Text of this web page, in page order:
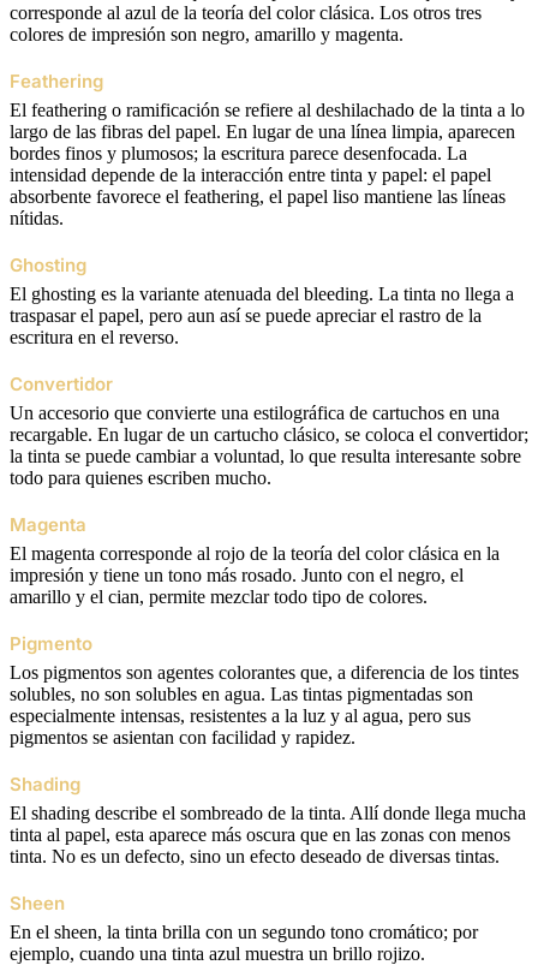
corresponde al azul de la teoría del color clásica. Los otros tres
colores de impresión son negro, amarillo y magenta.
Feathering
El feathering o ramificación se refiere al deshilachado de la tinta a lo
largo de las fibras del papel. En lugar de una línea limpia, aparecen
bordes finos y plumosos; la escritura parece desenfocada. La
intensidad depende de la interacción entre tinta y papel: el papel
absorbente favorece el feathering, el papel liso mantiene las líneas
nítidas.
Ghosting
El ghosting es la variante atenuada del bleeding. La tinta no llega a
traspasar el papel, pero aun así se puede apreciar el rastro de la
escritura en el reverso.
Convertidor
Un accesorio que convierte una estilográfica de cartuchos en una
recargable. En lugar de un cartucho clásico, se coloca el convertidor;
la tinta se puede cambiar a voluntad, lo que resulta interesante sobre
todo para quienes escriben mucho.
Magenta
El magenta corresponde al rojo de la teoría del color clásica en la
impresión y tiene un tono más rosado. Junto con el negro, el
amarillo y el cian, permite mezclar todo tipo de colores.
Pigmento
Los pigmentos son agentes colorantes que, a diferencia de los tintes
solubles, no son solubles en agua. Las tintas pigmentadas son
especialmente intensas, resistentes a la luz y al agua, pero sus
pigmentos se asientan con facilidad y rapidez.
Shading
El shading describe el sombreado de la tinta. Allí donde llega mucha
tinta al papel, esta aparece más oscura que en las zonas con menos
tinta. No es un defecto, sino un efecto deseado de diversas tintas.
Sheen
En el sheen, la tinta brilla con un segundo tono cromático; por
ejemplo, cuando una tinta azul muestra un brillo rojizo.